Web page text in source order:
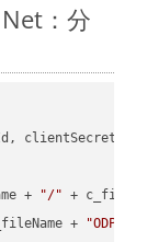
：分
clientSecret);
+ "/" +
+
"ODP"